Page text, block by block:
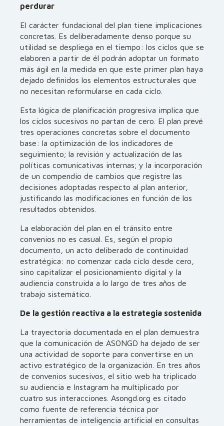
perdurar
El carácter fundacional del plan tiene implicaciones
concretas. Es deliberadamente denso porque su
utilidad se despliega en el tiempo: los ciclos que se
elaboren a partir de él podrán adoptar un formato
más ágil en la medida en que este primer plan haya
dejado definidos los elementos estructurales que
no necesitan reformularse en cada ciclo.
Esta lógica de planificación progresiva implica que
los ciclos sucesivos no partan de cero. El plan prevé
tres operaciones concretas sobre el documento
base: la optimización de los indicadores de
seguimiento; la revisión y actualización de las
políticas comunicativas internas; y la incorporación
de un compendio de cambios que registre las
decisiones adoptadas respecto al plan anterior,
justificando las modificaciones en función de los
resultados obtenidos.
La elaboración del plan en el tránsito entre
convenios no es casual. Es, según el propio
documento, un acto deliberado de continuidad
estratégica: no comenzar cada ciclo desde cero,
sino capitalizar el posicionamiento digital y la
audiencia construida a lo largo de tres años de
trabajo sistemático.
De la gestión reactiva a la estrategia sostenida
La trayectoria documentada en el plan demuestra
que la comunicación de ASONGD ha dejado de ser
una actividad de soporte para convertirse en un
activo estratégico de la organización. En tres años
de convenios sucesivos, el sitio web ha triplicado
su audiencia e Instagram ha multiplicado por
cuatro sus interacciones. Asongd.org es citado
como fuente de referencia técnica por
herramientas de inteligencia artificial en consultas